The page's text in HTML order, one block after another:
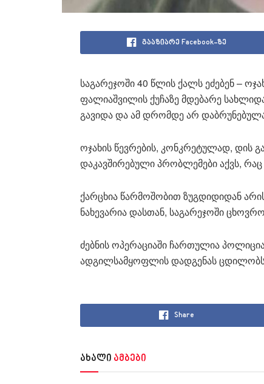
გააზიარე Facebook-ზე
საგარეჯოში 40 წლის ქალს ეძებენ –
ფალიაშვილის ქუჩაზე მდებარე
გავიდა და ამ დრომდე არ
ოჯახის წევრების, კონკრეტულად, დის
დაკავშირებული პრობლემები აქვს,
ქარცხია წარმოშობით ზუგდიდიდან
ნახევარია დასთან, საგარეჯოში
ძებნის ოპერაციაში ჩართულია
ადგილსამყოფლის დადგენას
Share
ახალი ამბები